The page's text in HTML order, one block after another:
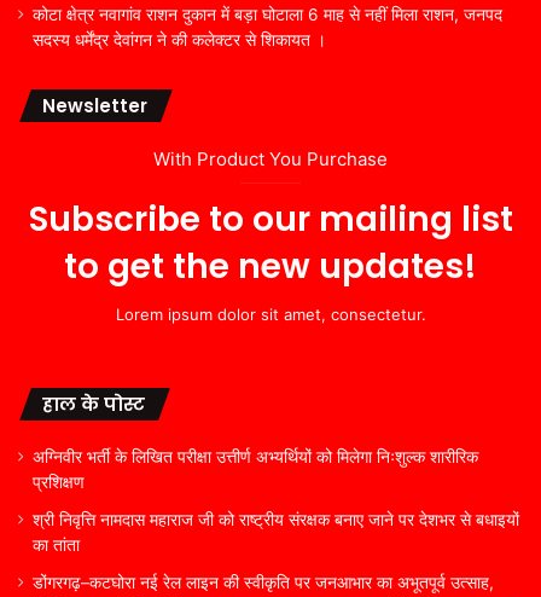
कोटा क्षेत्र नवागांव राशन दुकान में बड़ा घोटाला 6 माह से नहीं मिला राशन, जनपद
सदस्य धर्मेंद्र देवांगन ने की कलेक्टर से शिकायत ।
Newsletter
With Product You Purchase
Subscribe to our mailing list
to get the new updates!
Lorem ipsum dolor sit amet, consectetur.
हाल के पोस्ट
अग्निवीर भर्ती के लिखित परीक्षा उत्तीर्ण अभ्यर्थियों को मिलेगा निःशुल्क शारीरिक
प्रशिक्षण
श्री निवृत्ति नामदास महाराज जी को राष्ट्रीय संरक्षक बनाए जाने पर देशभर से बधाइयों
का तांता
डोंगरगढ़–कटघोरा नई रेल लाइन की स्वीकृति पर जनआभार का अभूतपूर्व उत्साह,